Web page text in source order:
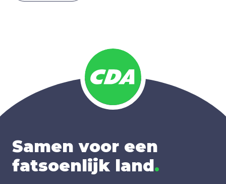
Samen voor een
fatsoenlijk land.